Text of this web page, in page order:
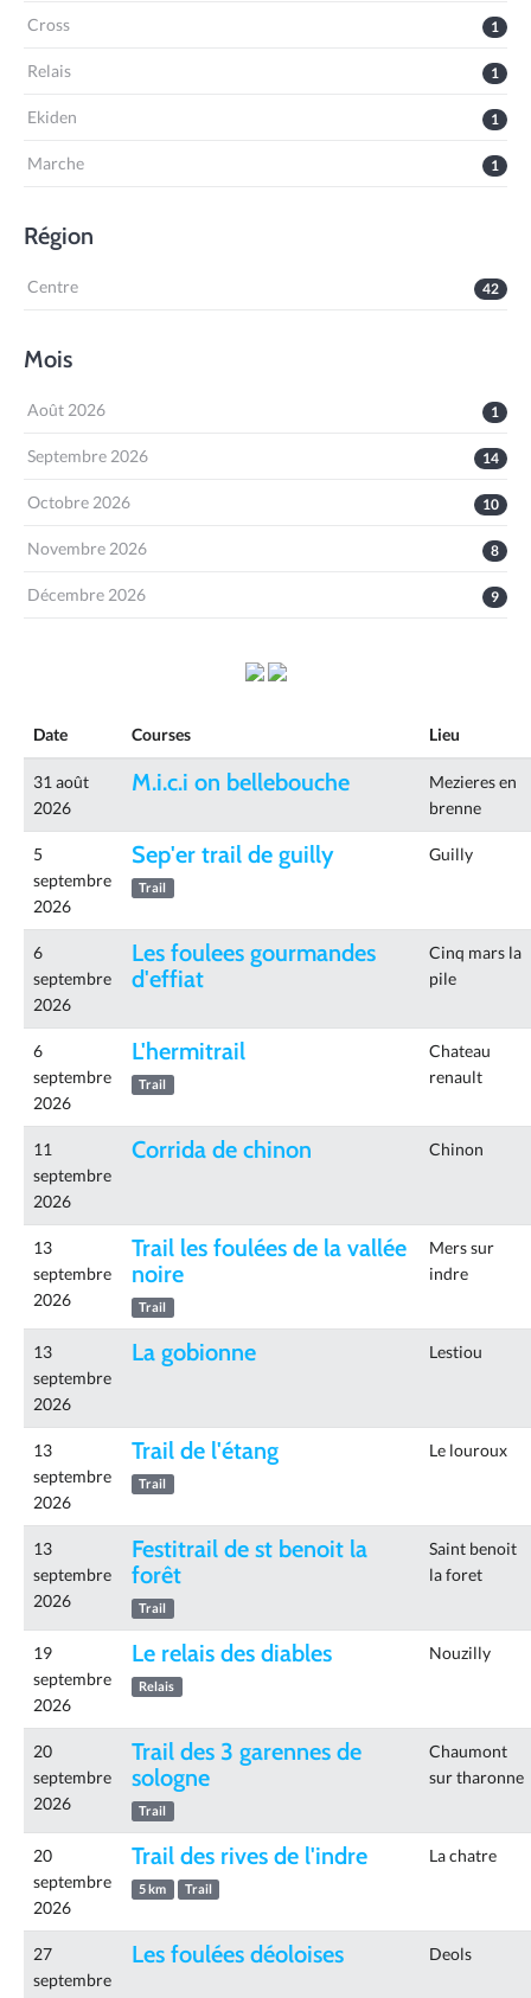
1
Cross
1
Relais
1
Ekiden
1
Marche
Région
42
Centre
Mois
1
Août 2026
14
Septembre 2026
10
Octobre 2026
8
Novembre 2026
9
Décembre 2026
Date Courses Lieu
31 août
2026
M.i.c.i on bellebouche
Mezieres en
brenne
5
septembre
2026
Sep'er trail de guilly
Trail
Guilly
6
septembre
2026
Les foulees gourmandes
d'effiat
Cinq mars la
pile
6
septembre
2026
L'hermitrail
Trail
Chateau
renault
11
septembre
2026
Corrida de chinon Chinon
13
septembre
2026
Trail les foulées de la vallée
noire
Trail
Mers sur
indre
13
septembre
2026
La gobionne Lestiou
13
septembre
2026
Trail de l'étang
Trail
Le louroux
13
septembre
2026
Festitrail de st benoit la
forêt
Trail
Saint benoit
la foret
19
septembre
2026
Le relais des diables
Relais
Nouzilly
20
septembre
2026
Trail des 3 garennes de
sologne
Trail
Chaumont
sur tharonne
20
septembre
2026
Trail des rives de l'indre
5 km Trail
La chatre
27
septembre
Les foulées déoloises Deols